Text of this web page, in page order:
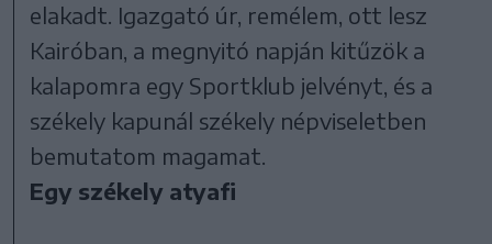
elakadt. Igazgató úr, remélem, ott lesz
Kairóban, a megnyitó napján kitűzök a
kalapomra egy Sportklub jelvényt, és a
székely kapunál székely népviseletben
bemutatom magamat.
Egy székely atyafi